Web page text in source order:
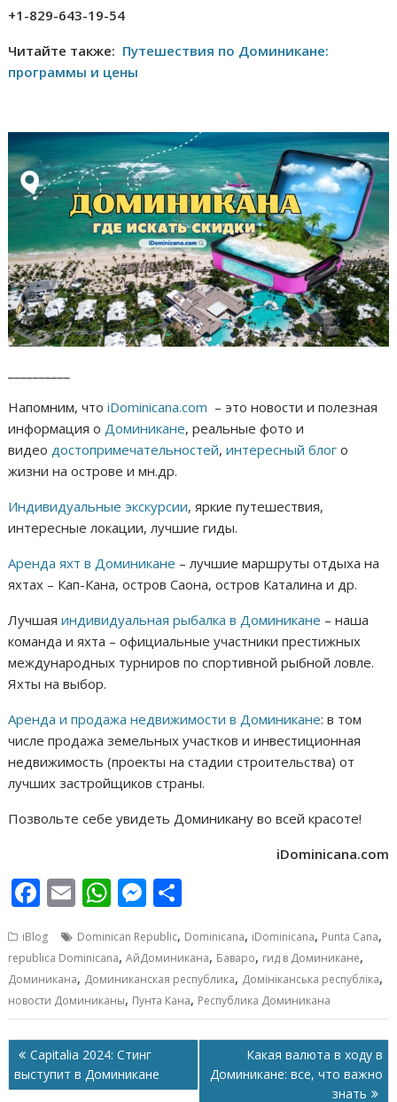
+1-829-643-19-54
Читайте также: Путешествия по Доминикане:
программы и цены
Напомним, чтоiDominicana.com – это новости и полезная
информация о Доминикане, реальные фото и
видео достопримечательностей,интересный блог о
жизни на острове и мн.др.
Индивидуальные экскурсии, яркие путешествия,
интересные локации, лучшие гиды.
Аренда яхт в Доминикане – лучшие маршруты отдыха на
яхтах – Кап-Кана, остров Саона, остров Каталина и др.
Лучшаяиндивидуальная рыбалка в Доминикане – наша
команда и яхта – официальные участники престижных
международных турниров по спортивной рыбной ловле.
Яхты на выбор.
Аренда и продажа недвижимости в Доминикане: в том
числе продажа земельных участков и инвестиционная
недвижимость (проекты на стадии строительства) от
лучших застройщиков страны.
Позвольте себе увидеть Доминикану во всей красоте!
iDominicana.com
F
e
b
o
o
k
E
ai
l
W
at
s
A
p
p
M
ss
e
n
g
er
п
р
а
в
т
iBlog Dominican Republic, Dominicana, iDominicana, Punta Cana,
republica Dominicana,АйДоминикана, Баваро, гид в Доминикане,
Доминикана, Доминиканская республика, Домініканська республіка,
новости Доминиканы, Пунта Кана, Республика Доминикана
Навигация
по
записям
Capitalia 2024: Стинг
выступит в Доминикане
Какая валюта в ходу в
Доминикане: все, что важно
знать